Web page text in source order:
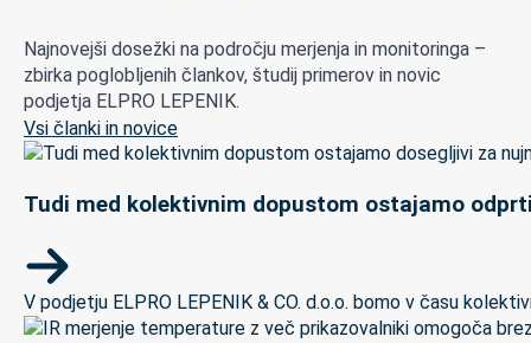
Najnovejši dosežki na področju merjenja in monitoringa –
zbirka poglobljenih člankov, študij primerov in novic
podjetja ELPRO LEPENIK.
Vsi članki in novice
Tudi med kolektivnim dopustom ostajamo
V podjetju ELPRO LEPENIK & CO. d.o.o. bomo v času